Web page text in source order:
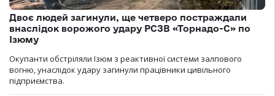
Двоє людей загинули, ще четверо постраждали
внаслідок ворожого удару РСЗВ «Торнадо-С» по
Ізюму
Окупанти обстріляли Ізюм з реактивної системи залпового
вогню, унаслідок удару загинули працівники цивільного
підприємства.